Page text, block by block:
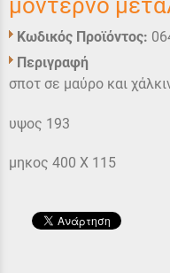
μοντέρνο
Κωδικός Προϊόντος:
Περιγραφή
σποτ σε μαύρο και
υψος 193
μηκος 400 Χ 115